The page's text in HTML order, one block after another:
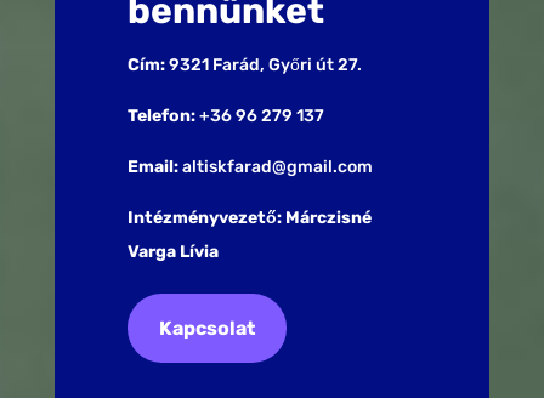
bennünket
Cím:9321 Farád, Győri út 27.
Telefon:+36 96 279 137
Email:altiskfarad@gmail.com
Intézményvezető: Márczisné
Varga Lívia
Kapcsolat